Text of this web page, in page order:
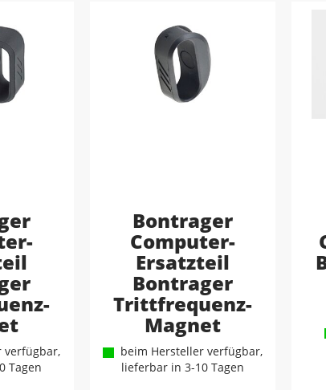
verfügbar,
Tagen
Bontrager
Computer-
Ersatzteil
Bontrager
Trittfrequenz-
Magnet
beim Hersteller verfügbar,
lieferbar in 3-10 Tagen